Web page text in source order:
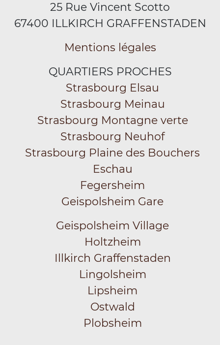
25 Rue Vincent Scotto
67400 ILLKIRCH GRAFFENSTADEN
Mentions légales
QUARTIERS PROCHES
Strasbourg Elsau
Strasbourg Meinau
Strasbourg Montagne verte
Strasbourg Neuhof
Strasbourg Plaine des Bouchers
Eschau
Fegersheim
Geispolsheim Gare
Geispolsheim Village
Holtzheim
Illkirch Graffenstaden
Lingolsheim
Lipsheim
Ostwald
Plobsheim